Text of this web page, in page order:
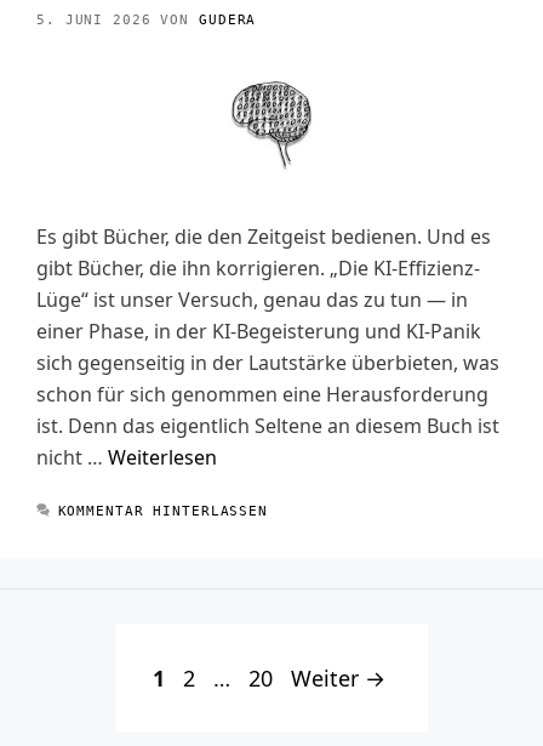
5. JUNI 2026 VON GUDERA
Es gibt Bücher, die den Zeitgeist bedienen. Und es
gibt Bücher, die ihn korrigieren. „Die KI-Effizienz-
Lüge“ ist unser Versuch, genau das zu tun — in
einer Phase, in der KI-Begeisterung und KI-Panik
sich gegenseitig in der Lautstärke überbieten, was
schon für sich genommen eine Herausforderung
ist. Denn das eigentlich Seltene an diesem Buch ist
nicht … Weiterlesen
KOMMENTAR HINTERLASSEN
Seite
1 Seite
2 … Seite
20 Weiter →